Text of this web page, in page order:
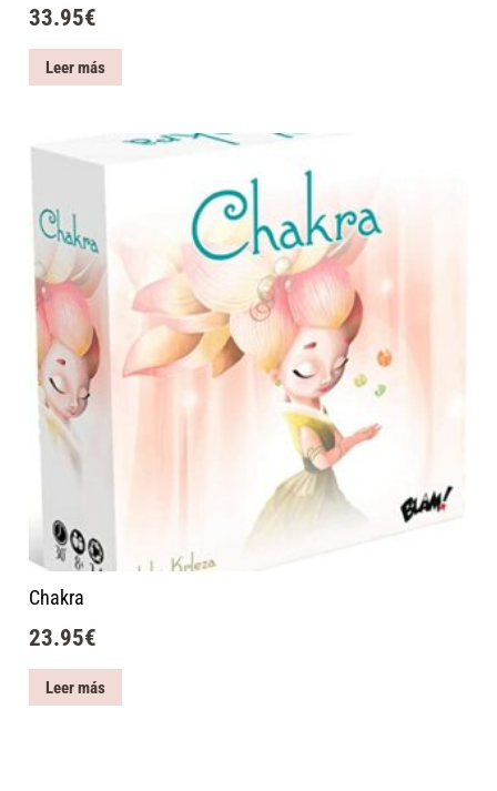
33.95€
Leer más
Chakra
23.95€
Leer más